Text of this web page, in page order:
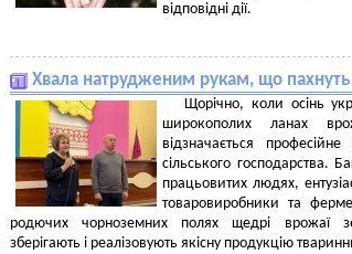
відповідні дії.
Хвала натрудженим рукам, що пахнуть
Щорічно, коли осінь
широкополих ланах
відзначається
сільського господарства.
працьовитих людях,
товаровиробники та
родючих чорноземних полях щедрі врожаї
зберігають і реалізовують якісну продукцію